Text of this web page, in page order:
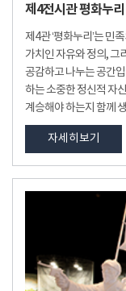
제4전시관 평화누리
제4관 ‘평화누리’는 민
가치인 자유와 정의, 그
공감하고 나누는 공간
하는 소중한 정신적 자
계승해야 하는지 함께
자세히보기